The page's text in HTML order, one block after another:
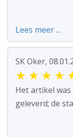
Lees meer ...
SK Oker,
★ ★ ★ ★
Het artikel
geleverd; de